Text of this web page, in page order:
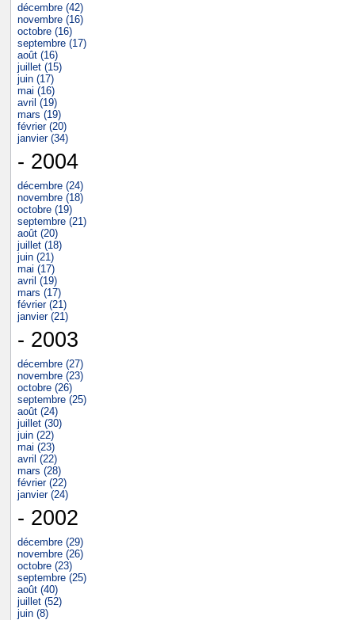
décembre (42)
novembre (16)
octobre (16)
septembre (17)
août (16)
juillet (15)
juin (17)
mai (16)
avril (19)
mars (19)
février (20)
janvier (34)
- 2004
décembre (24)
novembre (18)
octobre (19)
septembre (21)
août (20)
juillet (18)
juin (21)
mai (17)
avril (19)
mars (17)
février (21)
janvier (21)
- 2003
décembre (27)
novembre (23)
octobre (26)
septembre (25)
août (24)
juillet (30)
juin (22)
mai (23)
avril (22)
mars (28)
février (22)
janvier (24)
- 2002
décembre (29)
novembre (26)
octobre (23)
septembre (25)
août (40)
juillet (52)
juin (8)